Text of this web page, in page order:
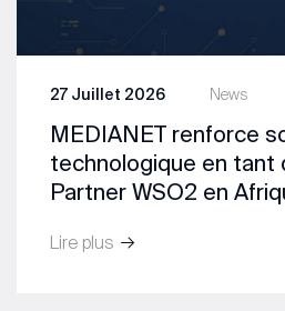
News
27 Juillet 2026
MEDIANET renforce
technologique en tant
Partner WSO2 en
Lire plus